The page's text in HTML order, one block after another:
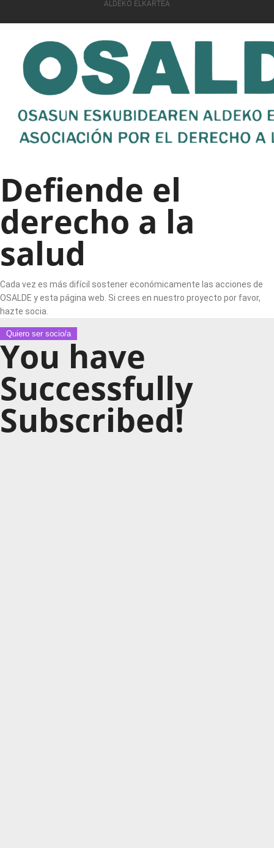
ALDEKO ELKARTEA
Defiende el
derecho a la
salud
Cada vez es más difícil sostener económicamente las acciones de
OSALDE y esta página web. Si crees en nuestro proyecto por favor,
hazte socia.
Quiero ser socio/a
You have
Successfully
Subscribed!